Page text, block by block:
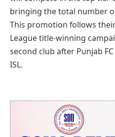
bringing the total number
This promotion follows
League title-winning
second club after Punjab
ISL.